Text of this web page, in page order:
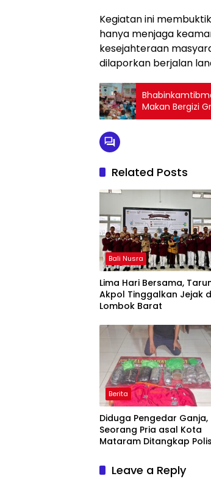
Kegiatan ini
hanya menjaga
kesejahteraan
dilaporkan berjalan
Makan Bergizi
Related Posts
Bali Nusra
Lima Hari Bersama,
Akpol Tinggalkan Jejak
Lombok Barat
Berita
Diduga Pengedar Ganja,
Seorang Pria asal Kota
Mataram Ditangkap
Leave a Reply